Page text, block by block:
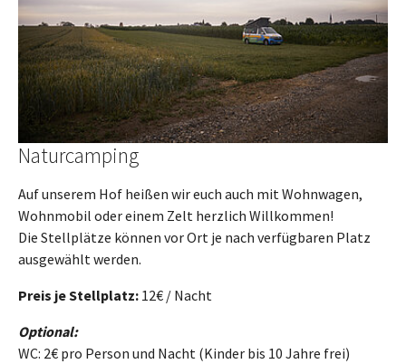
Naturcamping
Auf unserem Hof heißen wir euch auch mit Wohnwagen,
Wohnmobil oder einem Zelt herzlich Willkommen!
Die Stellplätze können vor Ort je nach verfügbaren Platz
ausgewählt werden.
Preis je Stellplatz: 12€ / Nacht
Optional:
WC: 2€ pro Person und Nacht (Kinder bis 10 Jahre frei)